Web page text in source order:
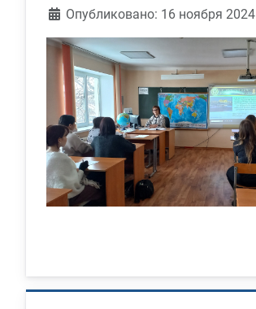
Информация о материале
Опубликовано: 16 ноября 2024